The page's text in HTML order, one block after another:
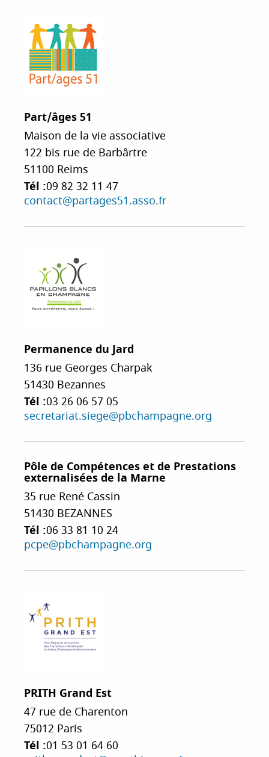
Part/âges 51
Maison de la vie associative
122 bis rue de Barbârtre
51100 Reims
Tél :09 82 32 11 47
contact@partages51.asso.fr
Permanence du Jard
136 rue Georges Charpak
51430 Bezannes
Tél :03 26 06 57 05
secretariat.siege@pbchampagne.org
Pôle de Compétences et de Prestations
externalisées de la Marne
35 rue René Cassin
51430 BEZANNES
Tél :06 33 81 10 24
pcpe@pbchampagne.org
PRITH Grand Est
47 rue de Charenton
75012 Paris
Tél :01 53 01 64 60